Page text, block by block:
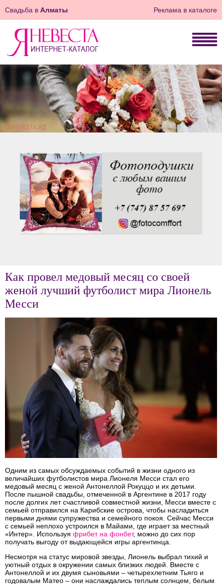
Свадьба в Алматы Реклама в каталоге
Как провел медовый месяц со своей
женой лучший футболист мира Лионель
Месси
Одним из самых обсуждаемых событий в жизни одного из
величайших футболистов мира Лионеля Месси стал его
медовый месяц с женой Антонеллой Рокуццо и их детьми.
После пышной свадьбы, отмеченной в Аргентине в 2017 году
после долгих лет счастливой совместной жизни, Месси вместе с
семьей отправился на Карибские острова, чтобы насладиться
первыми днями супружества и семейного покоя. Сейчас Месси
с семьей неплохо устроился в Майами, где играет за местный
«Интер». Используя фрибет на фонбет, можно до сих пор
получать выгоду от выдающейся игры аргентинца.
Несмотря на статус мировой звезды, Лионель выбрал тихий и
уютный отдых в окружении самых близких людей. Вместе с
Антонеллой и их двумя сыновьями – четырехлетним Тьяго и
годовалым Матео – они наслаждались теплым солнцем, белым